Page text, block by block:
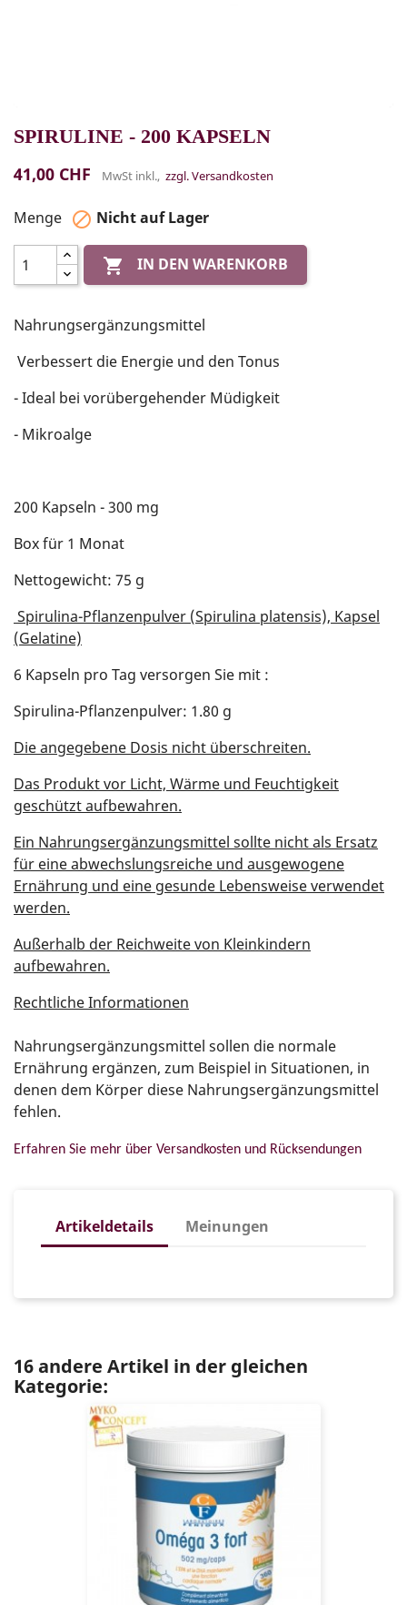
SPIRULINE - 200 KAPSELN
41,00 CHF MwSt inkl., zzgl. Versandkosten
Menge  Nicht auf Lager
 IN DEN WARENKORB
Nahrungsergänzungsmittel
Verbessert die Energie und den Tonus
- Ideal bei vorübergehender Müdigkeit
- Mikroalge
200 Kapseln - 300 mg
Box für 1 Monat
Nettogewicht: 75 g
Spirulina-Pflanzenpulver (Spirulina platensis), Kapsel
(Gelatine)
6 Kapseln pro Tag versorgen Sie mit :
Spirulina-Pflanzenpulver: 1.80 g
Die angegebene Dosis nicht überschreiten.
Das Produkt vor Licht, Wärme und Feuchtigkeit
geschützt aufbewahren.
Ein Nahrungsergänzungsmittel sollte nicht als Ersatz
für eine abwechslungsreiche und ausgewogene
Ernährung und eine gesunde Lebensweise verwendet
werden.
Außerhalb der Reichweite von Kleinkindern
aufbewahren.
Rechtliche Informationen
Nahrungsergänzungsmittel sollen die normale
Ernährung ergänzen, zum Beispiel in Situationen, in
denen dem Körper diese Nahrungsergänzungsmittel
fehlen.
Erfahren Sie mehr über Versandkosten und Rücksendungen
Artikeldetails Meinungen
16 andere Artikel in der gleichen
Kategorie: